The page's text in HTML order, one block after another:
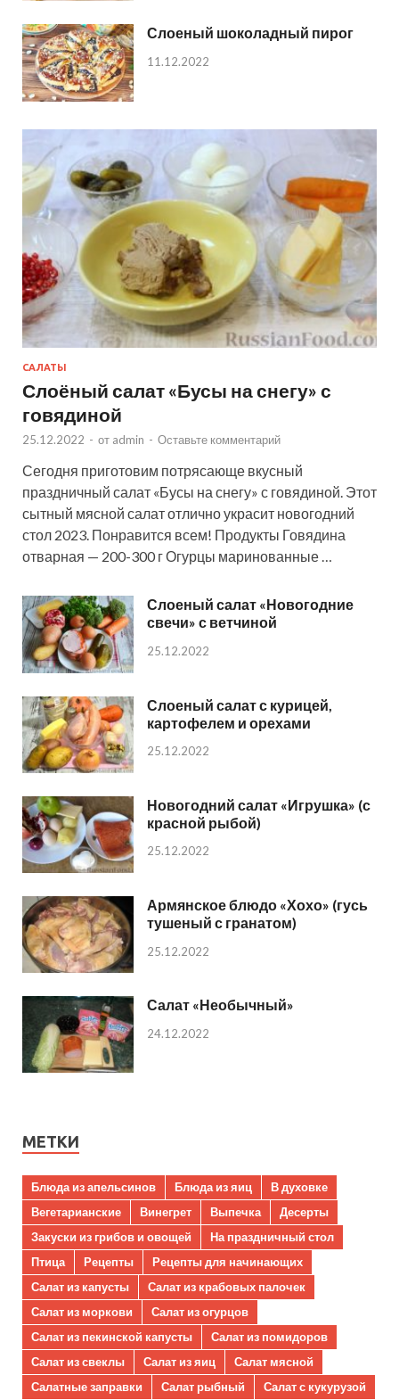
Слоеный шоколадный пирог
11.12.2022
САЛАТЫ
Слоёный салат «Бусы на снегу» с
говядиной
25.12.2022 - от admin - Оставьте комментарий
Сегодня приготовим потрясающе вкусный
праздничный салат «Бусы на снегу» с говядиной. Этот
сытный мясной салат отлично украсит новогодний
стол 2023. Понравится всем! Продукты Говядина
отварная — 200-300 г Огурцы маринованные …
Слоеный салат «Новогодние
свечи» с ветчиной
25.12.2022
Слоеный салат с курицей,
картофелем и орехами
25.12.2022
Новогодний салат «Игрушка» (с
красной рыбой)
25.12.2022
Армянское блюдо «Хохо» (гусь
тушеный с гранатом)
25.12.2022
Салат «Необычный»
24.12.2022
МЕТКИ
Блюда из апельсинов Блюда из яиц
В духовке
Вегетарианские
Винегрет Выпечка
Десерты
Закуски из грибов и овощей
На праздничный стол
Птица
Рецепты
Рецепты для начинающих
Салат из капусты
Салат из крабовых палочек
Салат из моркови
Салат из огурцов
Салат из пекинской капусты
Салат из помидоров
Салат из свеклы
Салат из яиц
Салат мясной
Салатные заправки
Салат рыбный
Салат с кукурузой